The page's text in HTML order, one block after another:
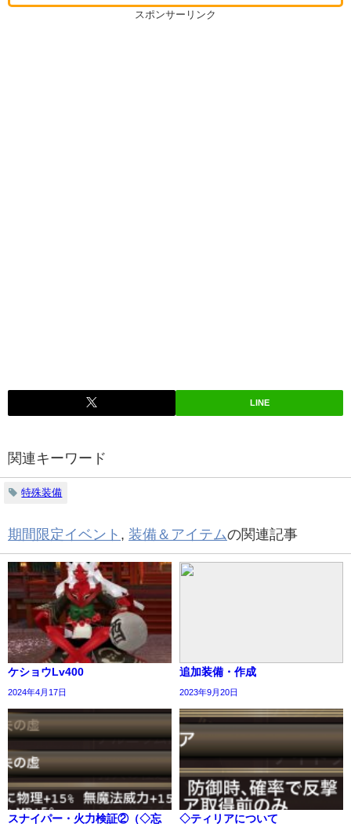
スポンサーリンク
LINE
関連キーワード
特殊装備
期間限定イベント , 装備＆アイテムの関連記事
ケショウLv400
2024年4月17日
追加装備・作成
2023年9月20日
スナイパー・火力検証②（◇忘 ◇ティリアについて